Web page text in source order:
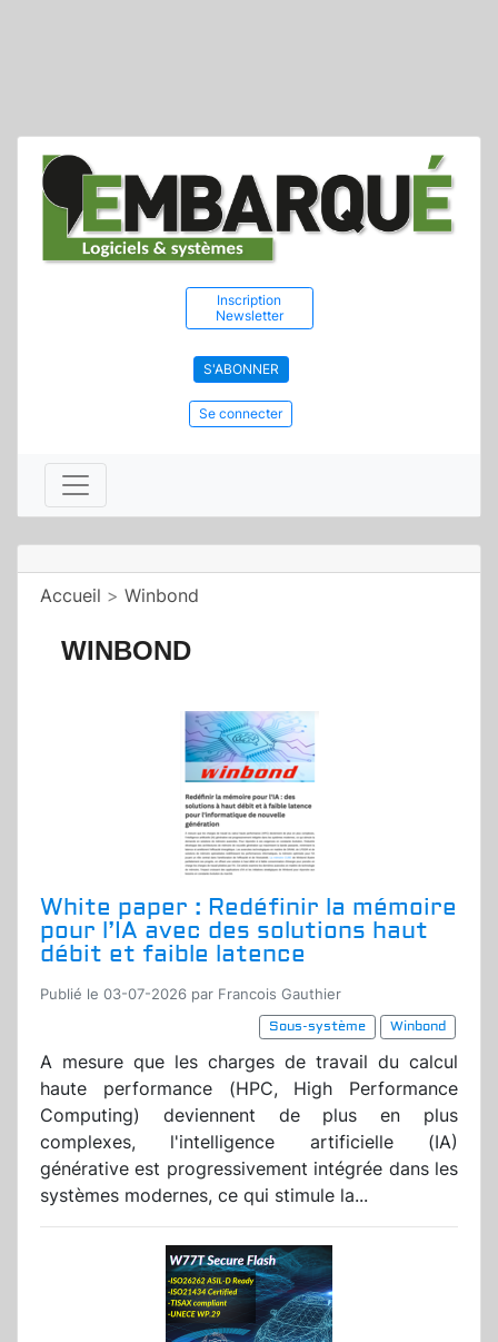
Inscription
Newsletter
S'ABONNER
Se connecter
Accueil > Winbond
WINBOND
White paper : Redéfinir la mémoire
pour l’IA avec des solutions haut
débit et faible latence
Publié le 03-07-2026 par Francois Gauthier
Sous-système
Winbond
A mesure que les charges de travail du calcul
haute performance (HPC, High Performance
Computing) deviennent de plus en plus
complexes, l'intelligence artificielle (IA)
générative est progressivement intégrée dans les
systèmes modernes, ce qui stimule la...